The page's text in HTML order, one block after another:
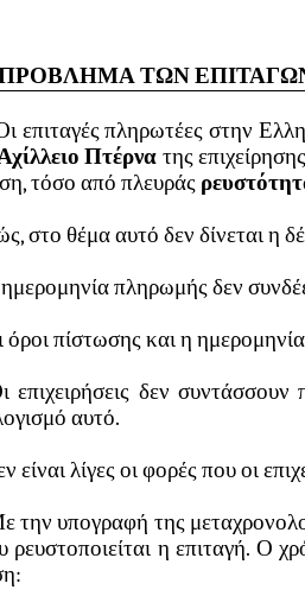
ΤΩΝ
πληρωτέες στην
Πτέρνα της
τόσο από πλευράς
στο θέμα αυτό δεν δίνεται η
πληρωμής δεν
όροι πίστωσης και η
επιχειρήσεις δεν
αυτό.
είναι λίγες οι φορές που οι
της
ρευστοποιείται η επιταγή. Ο